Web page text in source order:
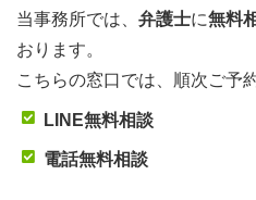
当事務所では、 弁護士に無料
おります。
こちらの窓口では、順次ご予
LINE無料相談
電話無料相談